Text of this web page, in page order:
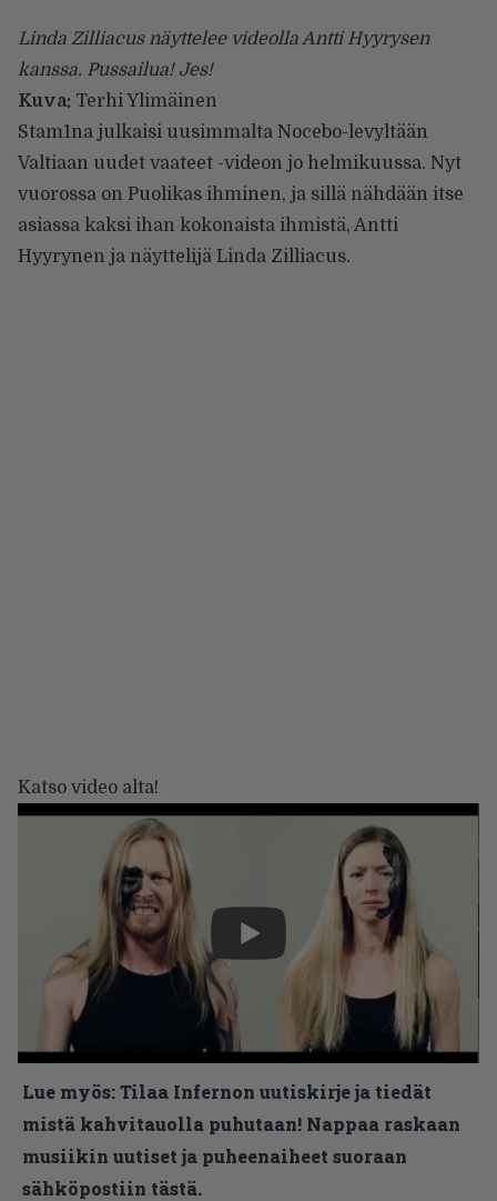
Linda Zilliacus näyttelee videolla Antti Hyyrysen
kanssa. Pussailua! Jes!
Kuva: Terhi Ylimäinen
Stam1na julkaisi uusimmalta Nocebo-levyltään
Valtiaan uudet vaateet -videon jo helmikuussa. Nyt
vuorossa on Puolikas ihminen, ja sillä nähdään itse
asiassa kaksi ihan kokonaista ihmistä, Antti
Hyyrynen ja näyttelijä Linda Zilliacus.
Katso video alta!
Lue myös:Tilaa Infernon uutiskirje ja tiedät
mistä kahvitauolla puhutaan! Nappaa raskaan
musiikin uutiset ja puheenaiheet suoraan
sähköpostiin tästä.